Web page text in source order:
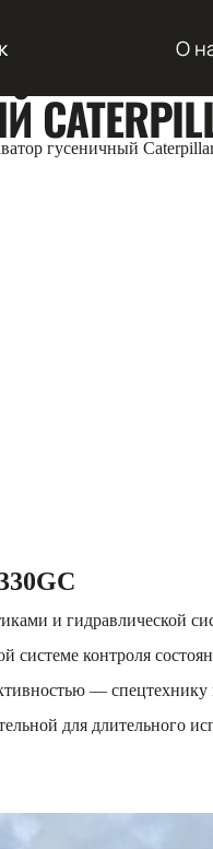
О
гусеничный
и гидравлической
системе контроля
— спецтехнику
для длительного